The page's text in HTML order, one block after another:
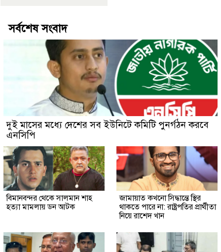
সর্বশেষ সংবাদ
দুই মাসের মধ্যে দেশের সব ইউনিটে কমিটি পুনর্গঠন করবে
এনসিপি
বিমানবন্দর থেকে সালমান শাহ
হত্যা মামলায় ডন আটক
জামায়াত কখনো সিদ্ধান্তে স্থির
থাকতে পারে না: রাষ্ট্রপতির প্রার্থীতা
নিয়ে রাশেদ খান